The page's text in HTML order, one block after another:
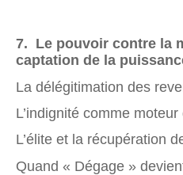
7. Le pouvoir contre la
captation de la
La délégitimation des
L’indignité comme
L’élite et la récupération
Quand « Dégage »